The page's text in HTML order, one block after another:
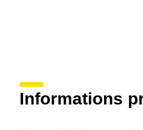
Informations